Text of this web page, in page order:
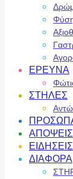
ΕΡΕΥΝΑ
ΣΤΗΛΕΣ
ΑΠΟΨΕΙΣ
ΕΙΔΗΣΕΙΣ
ΔΙΑΦΟΡΑ